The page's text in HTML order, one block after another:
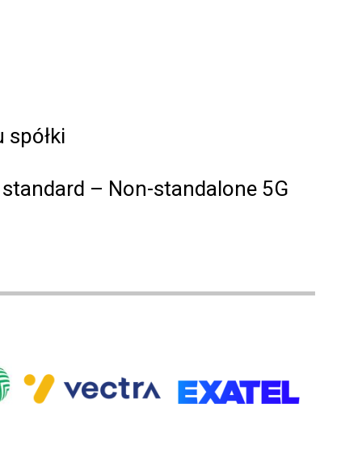
spółki
– Non-standalone 5G